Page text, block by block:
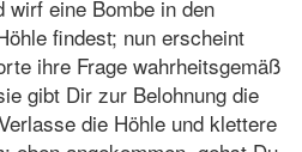
wirf eine Bombe in den
findest; nun erscheint
ihre Frage wahrheitsgemäß
gibt Dir zur Belohnung die
die Höhle und klettere